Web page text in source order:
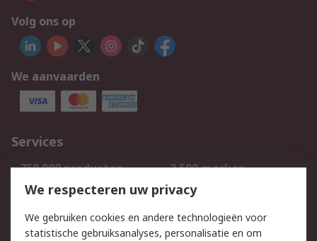
Volg ons op
We aanvaarden
Services
750.000 producten
2.500 merken
Bestellen
Inkoopoplossingen
Track & Trace
We respecteren uw privacy
We gebruiken cookies en andere technologieën voor
statistische gebruiksanalyses, personalisatie en om